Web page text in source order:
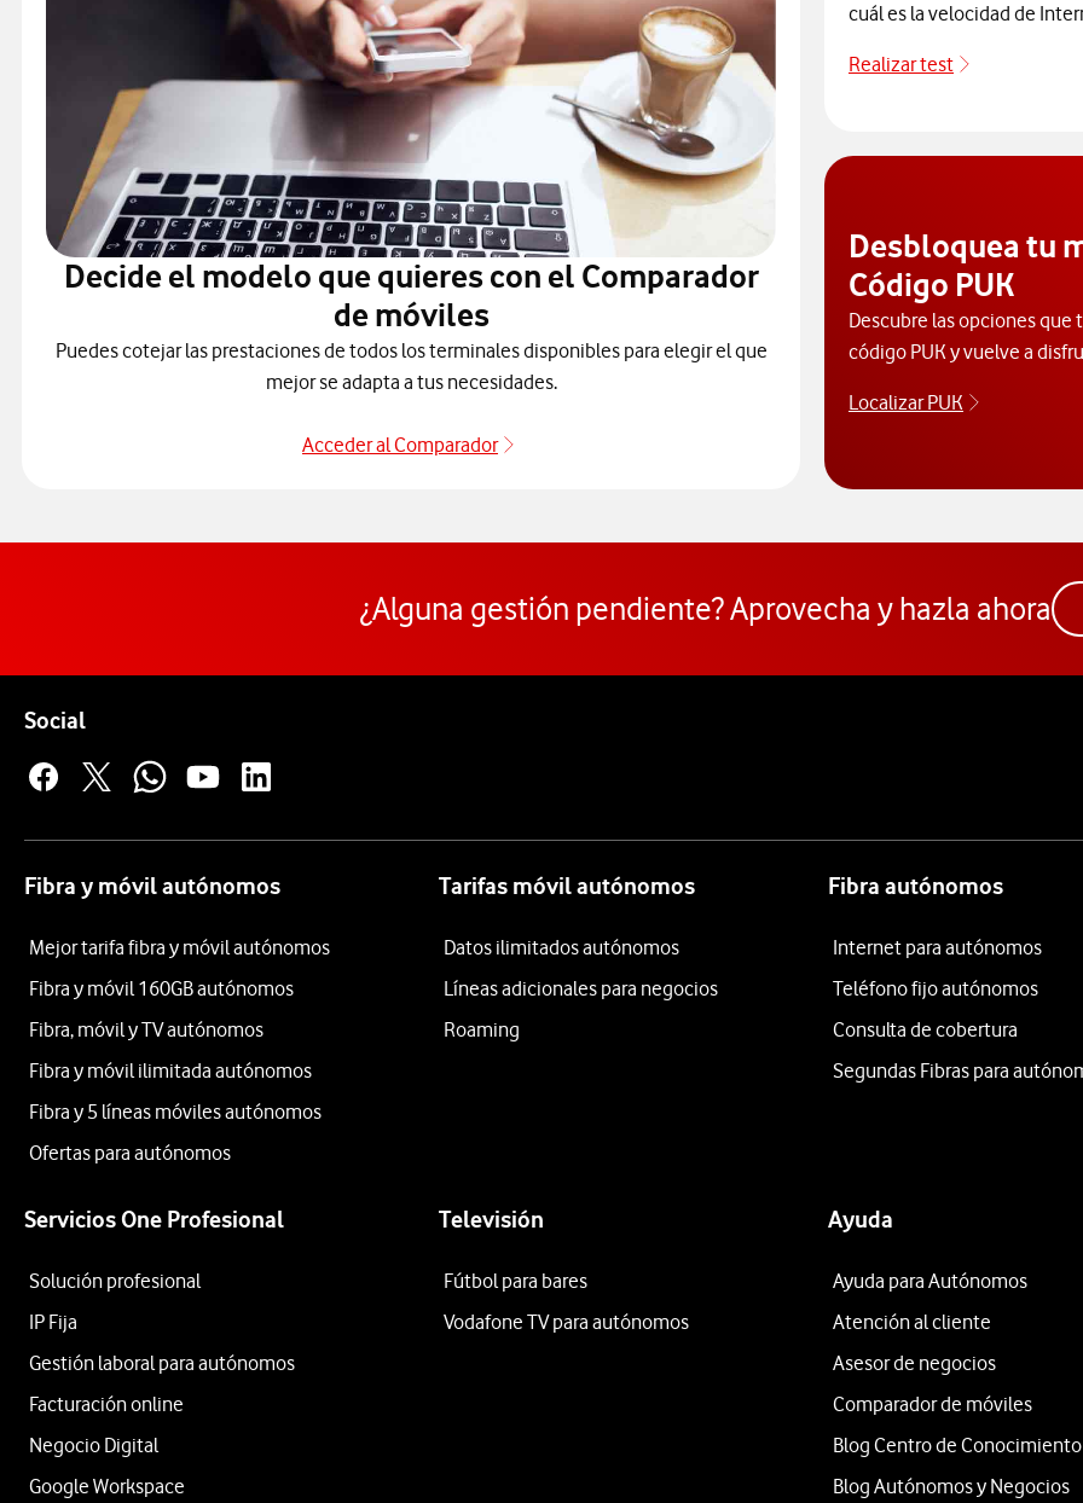
Decide el modelo que quieres con el Comparador
de móviles
Puedes cotejar las prestaciones de todos los terminales disponibles para elegir el que
mejor se adapta a tus necesidades.
Acceder al Comparador
cuál es la velocidad de
Realizar test
Desbloquea tu
Código PUK
Descubre las opciones que
código PUK y vuelve a
Localizar PUK
Para
¿Alguna gestión pendiente? Aprovecha y hazla ahora
SocialEnlaces a las redes sociales de Vodafone
Fibra y móvil autónomos
Mejor tarifa fibra y móvil autónomos
Fibra y móvil 160GB autónomos
Fibra, móvil y TV autónomos
Fibra y móvil ilimitada autónomos
Fibra y 5 líneas móviles autónomos
Ofertas para autónomos
Tarifas móvil autónomos
Datos ilimitados autónomos
Líneas adicionales para negocios
Roaming
Fibra autónomos
Internet para autónomos
Teléfono fijo autónomos
Consulta de cobertura
Segundas Fibras para
Servicios One Profesional
Solución profesional
IP Fija
Gestión laboral para autónomos
Facturación online
Negocio Digital
Google Workspace
Televisión
Fútbol para bares
Vodafone TV para autónomos
Ayuda
Ayuda para Autónomos
Atención al cliente
Asesor de negocios
Comparador de móviles
Blog Centro de Conocimiento
Blog Autónomos y Negocios